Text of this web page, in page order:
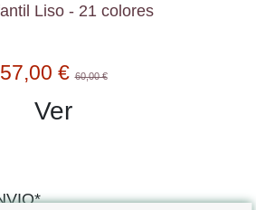
Liso - 21 colores
57,00 €60,00 €
Ver